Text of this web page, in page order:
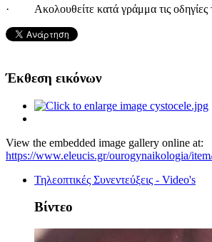
· Ακολουθείτε κατά γράμμα τις οδηγίες
Έκθεση εικόνων
View the embedded image gallery online at:
https://www.eleucis.gr/ourogynaikologia/
Τηλεοπτικές Συνεντεύξεις - Video's
Βίντεο